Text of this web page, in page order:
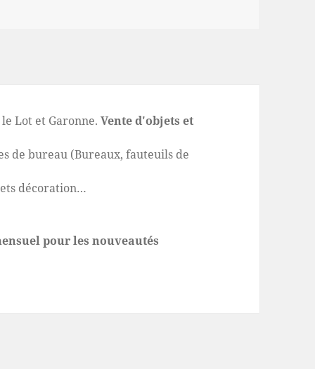
Lot et Garonne.Vente d'objets et
de bureau (Bureaux, fauteuils de
décoration…
pour les nouveautés